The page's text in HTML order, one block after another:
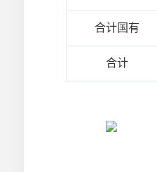
合计国有
合计